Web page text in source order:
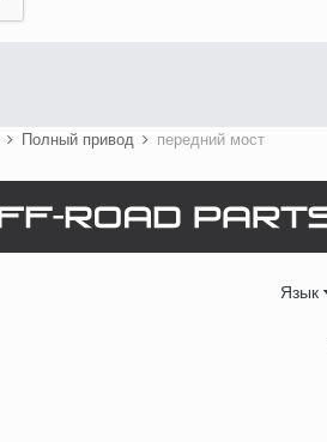
Полный привод передний мост
Язык